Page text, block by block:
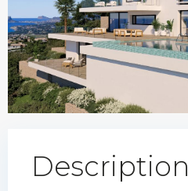
Description